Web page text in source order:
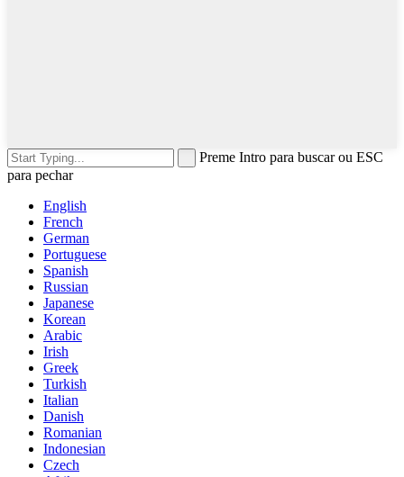
Preme Intro para buscar ou ESC
para pechar
English
French
German
Portuguese
Spanish
Russian
Japanese
Korean
Arabic
Irish
Greek
Turkish
Italian
Danish
Romanian
Indonesian
Czech